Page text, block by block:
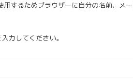
用するためブラウザーに自分の名前、メ
力してください。